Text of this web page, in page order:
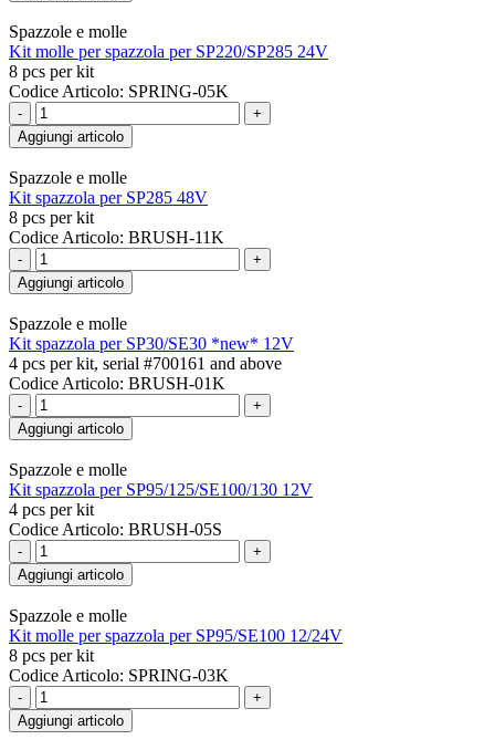
Spazzole e molle
Kit molle per spazzola per SP220/SP285 24V
8 pcs per kit
Codice Articolo: SPRING-05K
-
+
Aggiungi articolo
Spazzole e molle
Kit spazzola per SP285 48V
8 pcs per kit
Codice Articolo: BRUSH-11K
-
+
Aggiungi articolo
Spazzole e molle
Kit spazzola per SP30/SE30 *new* 12V
4 pcs per kit, serial #700161 and above
Codice Articolo: BRUSH-01K
-
+
Aggiungi articolo
Spazzole e molle
Kit spazzola per SP95/125/SE100/130 12V
4 pcs per kit
Codice Articolo: BRUSH-05S
-
+
Aggiungi articolo
Spazzole e molle
Kit molle per spazzola per SP95/SE100 12/24V
8 pcs per kit
Codice Articolo: SPRING-03K
-
+
Aggiungi articolo